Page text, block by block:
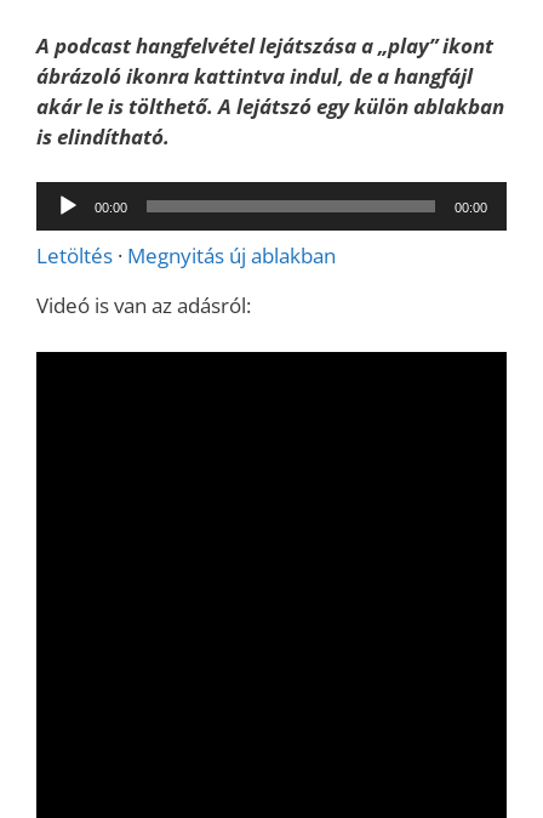
A podcast hangfelvétel lejátszása a „play” ikont
ábrázoló ikonra kattintva indul, de a hangfájl
akár le is tölthető. A lejátszó egy külön ablakban
is elindítható.
Audió
lejátszó
00:00 00:00
Letöltés · Megnyitás új ablakban
Videó is van az adásról: